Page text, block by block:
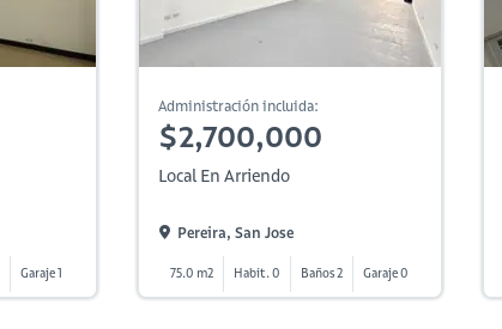
Garaje 1
Administración incluida:
$2,700,000
Local En Arriendo
Pereira, San Jose
75.0 m2 Habit. 0 Baños 2 Garaje 0